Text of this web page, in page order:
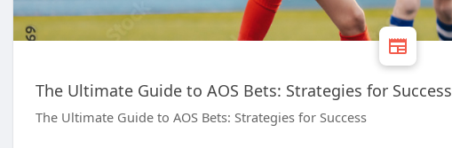
The Ultimate Guide to AOS Bets: Strategies for Success
The Ultimate Guide to AOS Bets: Strategies for Success